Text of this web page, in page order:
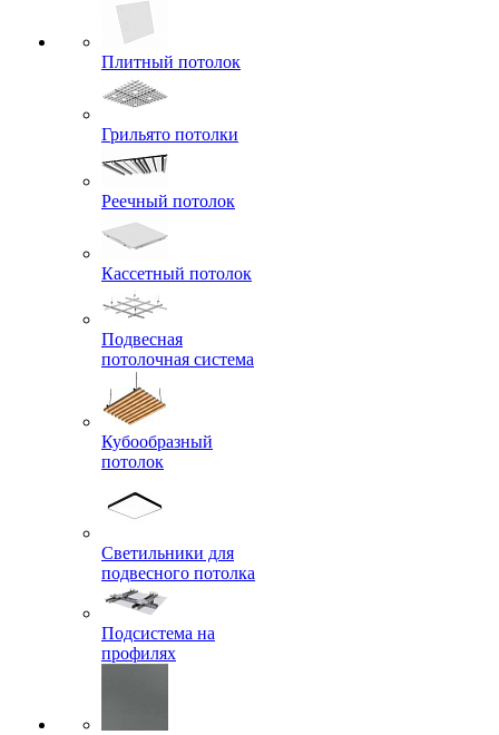
Плитный потолок
Грильято потолки
Реечный потолок
Кассетный потолок
Подвесная
потолочная система
Кубообразный
потолок
Светильники для
подвесного потолка
Подсистема на
профилях